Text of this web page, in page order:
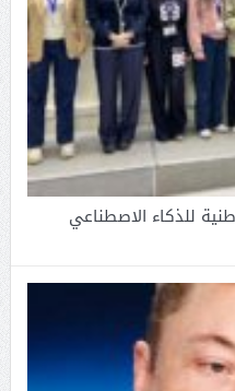
للذكاء الاصطناعي